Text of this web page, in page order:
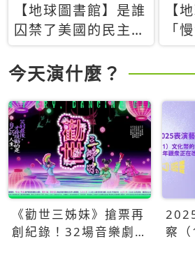
【地球圖書館】是誰
囚禁了美國的民主？
當民主威脅到特權，
經濟學家長達半世紀
的反撲計畫
【
「
品
主
今天演什麼？
《勸世三姊妹》搶票再
創紀錄！32場音樂劇
察